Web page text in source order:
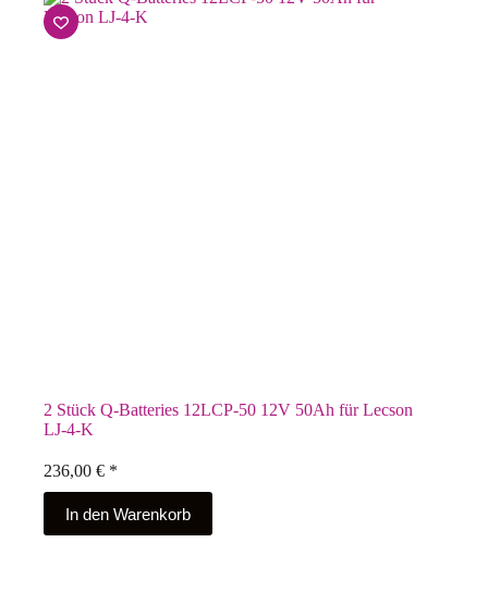
2 Stück Q-Batteries 12LCP-50 12V 50Ah für Lecson
LJ-4-K
236,00 € *
In den Warenkorb